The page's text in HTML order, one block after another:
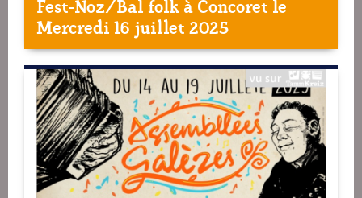
Fest-Noz/Bal folk àConcoret le
Mercredi 16 juillet 2025